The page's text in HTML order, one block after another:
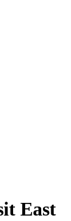
East